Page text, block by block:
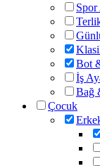
Spor
Bot
İş
Bağ
Çocuk